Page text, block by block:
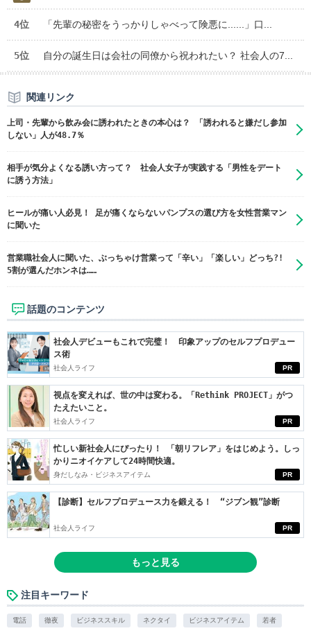
4位 「先輩の秘密をうっかりしゃべって険悪に......」口...
5位 自分の誕生日は会社の同僚から祝われたい？ 社会人の7...
関連リンク
上司・先輩から飲み会に誘われたときの本心は？ 「誘われると嫌だし参加
しない」人が48.7％
相手が気分よくなる誘い方って？ 社会人女子が実践する「男性をデート
に誘う方法」
ヒールが痛い人必見！ 足が痛くならないパンプスの選び方を女性営業マン
に聞いた
営業職社会人に聞いた、ぶっちゃけ営業って「辛い」「楽しい」どっち?!
5割が選んだホンネは……
話題のコンテンツ
PR
社会人デビューもこれで完璧！ 印象アップのセルフプロデュー
ス術
社会人ライフ
PR
視点を変えれば、世の中は変わる。「Rethink PROJECT」がつ
たえたいこと。
社会人ライフ
PR
忙しい新社会人にぴったり！ 「朝リフレア」をはじめよう。しっ
かりニオイケアして24時間快適。
身だしなみ・ビジネスアイテム
PR
【診断】セルフプロデュース力を鍛える！ “ジブン観”診断
社会人ライフ
もっと見る
注目キーワード
電話 徹夜 ビジネススキル ネクタイ ビジネスアイテム 若者